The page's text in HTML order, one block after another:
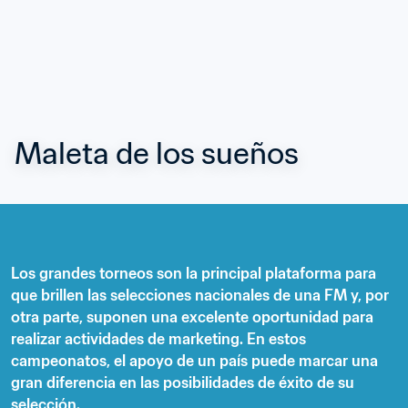
Maleta de los sueños
Los grandes torneos son la principal plataforma para
que brillen las selecciones nacionales de una FM y, por
otra parte, suponen una excelente oportunidad para
realizar actividades de marketing. En estos
campeonatos, el apoyo de un país puede marcar una
gran diferencia en las posibilidades de éxito de su
selección.